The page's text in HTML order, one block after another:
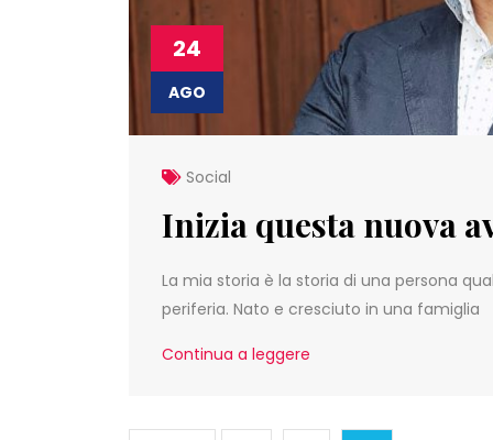
24
AGO
Social
Inizia questa nuova
La mia storia è la storia di una persona
periferia. Nato e cresciuto in una famiglia
Continua a leggere